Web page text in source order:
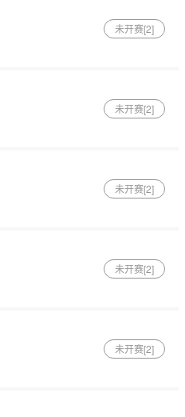
未开赛[2]
未开赛[2]
未开赛[2]
未开赛[2]
未开赛[2]